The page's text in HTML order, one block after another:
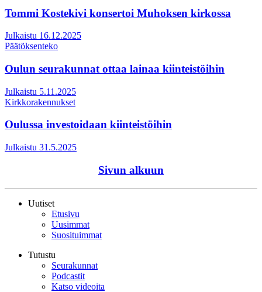
Tommi Kostekivi konsertoi Muhoksen kirkossa
Julkaistu 16.12.2025
Päätöksenteko
Oulun seurakunnat ottaa lainaa kiinteistöihin
Julkaistu 5.11.2025
Kirkkorakennukset
Oulussa investoidaan kiinteistöihin
Julkaistu 31.5.2025
Sivun alkuun
Uutiset
Etusivu
Uusimmat
Suosituimmat
Tutustu
Seurakunnat
Podcastit
Katso videoita